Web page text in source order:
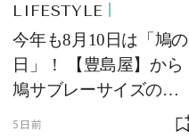
LIFESTYLE
今年も8月10日は「鳩の
日」！ 【豊島屋】から
鳩サブレーサイズのポ
ーチ「はとっこ」を限
5日前